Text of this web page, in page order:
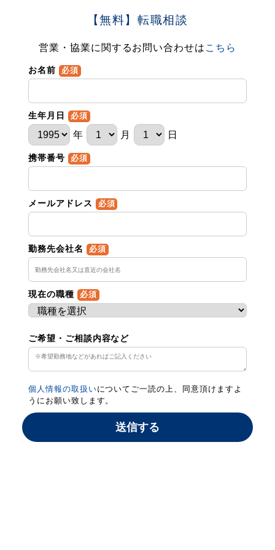
【無料】転職相談
営業・協業に関するお問い合わせは こちら
お名前 必須
生年月日 必須
年 月 日
携帯番号 必須
メールアドレス 必須
勤務先会社名 必須
現在の職種 必須
ご希望・ご相談内容など
個人情報の取扱いについてご一読の上、同意頂けますよ
うにお願い致します。